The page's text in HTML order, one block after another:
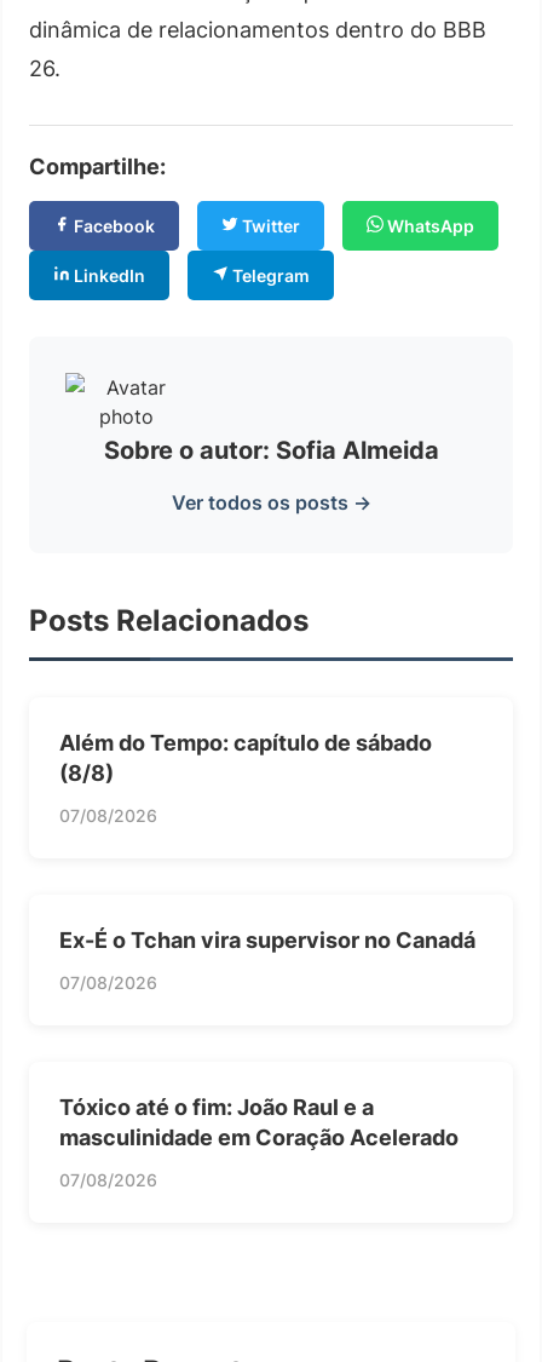
dinâmica de relacionamentos dentro do BBB
26.
Compartilhe:
Facebook Twitter WhatsApp
LinkedIn Telegram
Sobre o autor: Sofia Almeida
Ver todos os posts →
Posts Relacionados
Além do Tempo: capítulo de sábado
(8/8)
07/08/2026
Ex-É o Tchan vira supervisor no Canadá
07/08/2026
Tóxico até o fim: João Raul e a
masculinidade em Coração Acelerado
07/08/2026